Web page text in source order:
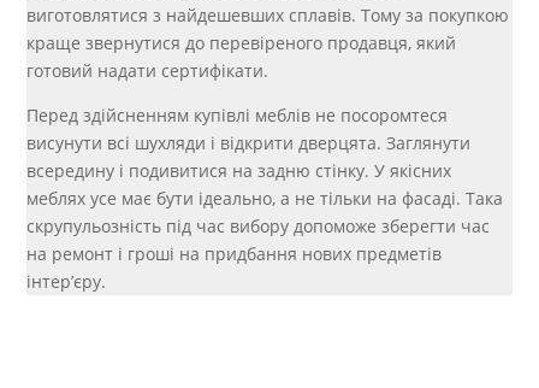
виготовлятися з найдешевших сплавів. Тому за покупкою
краще звернутися до перевіреного продавця, який
готовий надати сертифікати.
Перед здійсненням купівлі меблів не посоромтеся
висунути всі шухляди і відкрити дверцята. Заглянути
всередину і подивитися на задню стінку. У якісних
меблях усе має бути ідеально, а не тільки на фасаді. Така
скрупульозність під час вибору допоможе зберегти час
на ремонт і гроші на придбання нових предметів
інтер’єру.